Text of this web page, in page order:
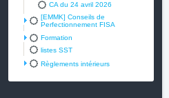
CA du 24 avril 2026
[EMMK] Conseils de
Perfectionnement FISA
Formation
listes SST
Règlements intérieurs